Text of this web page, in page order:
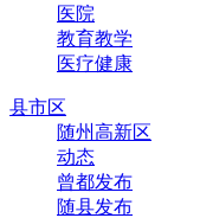
医院
教育教学
医疗健康
县市区
随州高新区
动态
曾都发布
随县发布